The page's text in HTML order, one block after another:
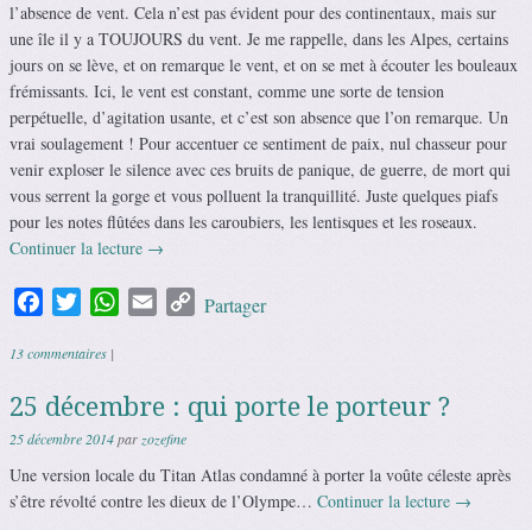
l’absence de vent. Cela n’est pas évident pour des continentaux, mais sur
une île il y a TOUJOURS du vent. Je me rappelle, dans les Alpes, certains
jours on se lève, et on remarque le vent, et on se met à écouter les bouleaux
frémissants. Ici, le vent est constant, comme une sorte de tension
perpétuelle, d’agitation usante, et c’est son absence que l’on remarque. Un
vrai soulagement ! Pour accentuer ce sentiment de paix, nul chasseur pour
venir exploser le silence avec ces bruits de panique, de guerre, de mort qui
vous serrent la gorge et vous polluent la tranquillité. Juste quelques piafs
pour les notes flûtées dans les caroubiers, les lentisques et les roseaux.
Continuer la lecture →
FacebookTwitterWhatsApp
Email Copy
Partager
13 commentaires |
25 décembre : qui porte le porteur ?
25 décembre 2014parzozefine
Une version locale du Titan Atlas condamné à porter la voûte céleste après
s’être révolté contre les dieux de l’Olympe… Continuer la lecture →